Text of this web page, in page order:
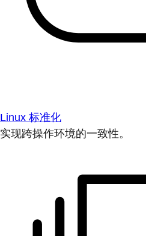
Linux 标准化
实现跨操作环境的一致性。